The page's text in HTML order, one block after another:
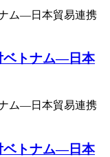
ベトナム―日本
ベトナム―日本